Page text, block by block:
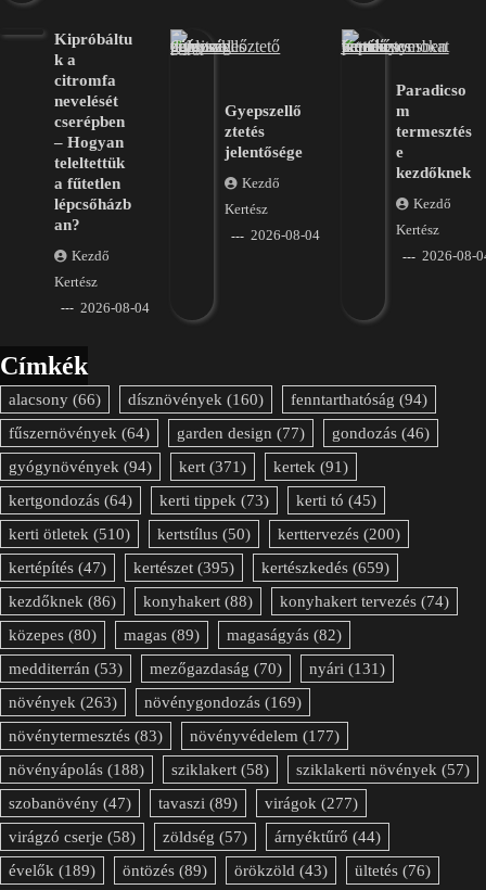
Kipróbáltu
k a
citromfa
nevelését
cserépben
– Hogyan
teleltettük
a fűtetlen
lépcsőházb
an?
Kezdő
Kertész
2026-08-04
Gyepszellő
ztetés
jelentősége
Kezdő
Kertész
2026-08-04
Paradicso
m
termesztés
e
kezdőknek
Kezdő
Kertész
2026-08-
Címkék
alacsony (66) dísznövények (160) fenntarthatóság (94)
fűszernövények (64) garden design (77) gondozás (46)
gyógynövények (94) kert (371) kertek (91)
kertgondozás (64) kerti tippek (73) kerti tó (45)
kerti ötletek (510) kertstílus (50) kerttervezés (200)
kertépítés (47) kertészet (395) kertészkedés (659)
kezdőknek (86) konyhakert (88) konyhakert tervezés (74)
közepes (80) magas (89) magaságyás (82)
medditerrán (53) mezőgazdaság (70) nyári (131)
növények (263) növénygondozás (169)
növénytermesztés (83) növényvédelem (177)
növényápolás (188) sziklakert (58) sziklakerti növények (57)
szobanövény (47) tavaszi (89) virágok (277)
virágzó cserje (58) zöldség (57) árnyéktűrő (44)
évelők (189) öntözés (89) örökzöld (43) ültetés (76)